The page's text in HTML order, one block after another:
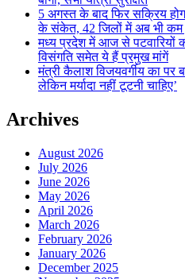
5 अगस्त के बाद फिर सक्रिय
के संकेत, 42 जिलों में अब भी कम
मध्य प्रदेश में आज से पटवारियों
विसंगति समेत ये हैं प्रमुख मांगें
मंत्री कैलाश विजयवर्गीय का
लेकिन मर्यादा नहीं टूटनी चाहिए’
Archives
August 2026
July 2026
June 2026
May 2026
April 2026
March 2026
February 2026
January 2026
December 2025